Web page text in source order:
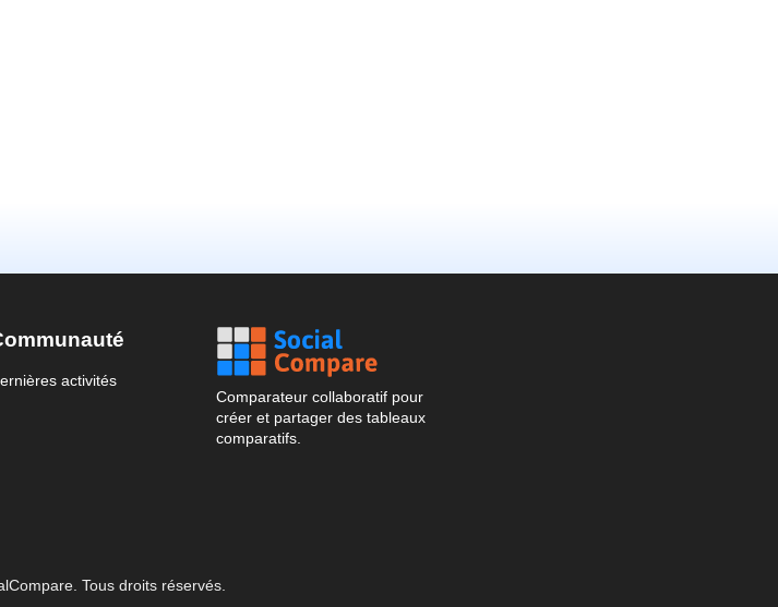
activités
Comparateur collaboratif pour
créer et partager des tableaux
comparatifs.
Tous droits réservés.